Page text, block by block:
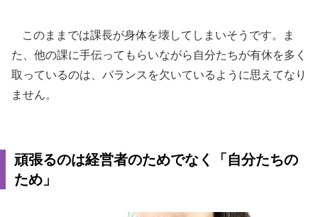
このままでは課長が身体を壊してしまいそうです。ま
た、他の課に手伝ってもらいながら自分たちが有休を多く
取っているのは、バランスを欠いているように思えてなり
ません。
頑張るのは経営者のためでなく「自分たちの
ため」